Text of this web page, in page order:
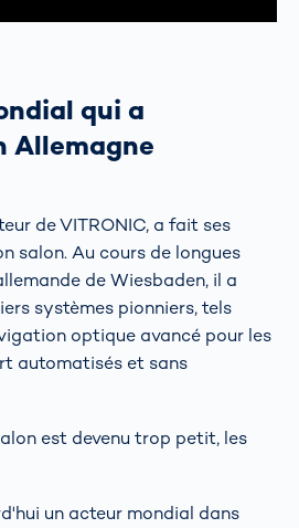
qui a
Allemagne
de VITRONIC, a fait ses
salon. Au cours de longues
de Wiesbaden, il a
systèmes pionniers, tels
optique avancé pour les
automatisés et sans
est devenu trop petit, les
un acteur mondial dans